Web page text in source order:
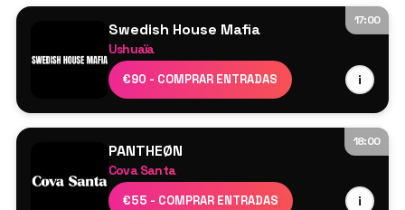
17:00
Swedish House Mafia
Ushuaïa
€90 - COMPRAR ENTRADAS i
Swedish House Mafia
Axwell
Sebastian Ingrosso
Steve Angello
Más por anunciar
18:00
PANTHEØN
Cova Santa
€55 - COMPRAR ENTRADAS i
Cartel por confirmar